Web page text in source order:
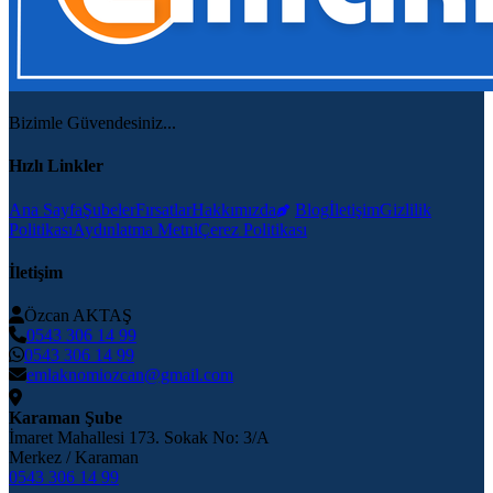
Bizimle Güvendesiniz...
Hızlı Linkler
Ana SayfaŞubelerFırsatlarHakkımızda BlogİletişimGizlilik
PolitikasıAydınlatma MetniÇerez Politikası
İletişim
Özcan AKTAŞ
0543 306 14 99
0543 306 14 99
emlaknomiozcan@gmail.com
Karaman Şube
İmaret Mahallesi 173. Sokak No: 3/A
Merkez / Karaman
0543 306 14 99